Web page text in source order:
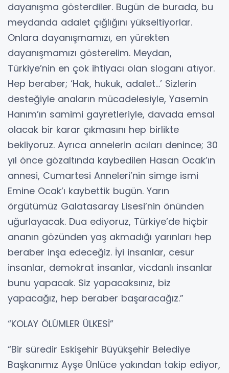
dayanışma gösterdiler. Bugün de burada, bu
meydanda adalet çığlığını yükseltiyorlar.
Onlara dayanışmamızı, en yürekten
dayanışmamızı gösterelim. Meydan,
Türkiye’nin en çok ihtiyacı olan sloganı atıyor.
Hep beraber; ‘Hak, hukuk, adalet…’ Sizlerin
desteğiyle anaların mücadelesiyle, Yasemin
Hanım’ın samimi gayretleriyle, davada emsal
olacak bir karar çıkmasını hep birlikte
bekliyoruz. Ayrıca annelerin acıları denince; 30
yıl önce gözaltında kaybedilen Hasan Ocak’ın
annesi, Cumartesi Anneleri’nin simge ismi
Emine Ocak’ı kaybettik bugün. Yarın
örgütümüz Galatasaray Lisesi’nin önünden
uğurlayacak. Dua ediyoruz, Türkiye’de hiçbir
ananın gözünden yaş akmadığı yarınları hep
beraber inşa edeceğiz. İyi insanlar, cesur
insanlar, demokrat insanlar, vicdanlı insanlar
bunu yapacak. Siz yapacaksınız, biz
yapacağız, hep beraber başaracağız.”
“KOLAY ÖLÜMLER ÜLKESİ”
“Bir süredir Eskişehir Büyükşehir Belediye
Başkanımız Ayşe Ünlüce yakından takip ediyor,